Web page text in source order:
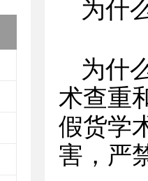
为什
为什
术查重
假货学
害，严